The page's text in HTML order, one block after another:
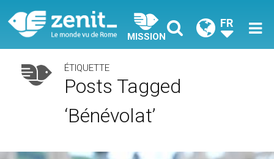
MISSION
FR
ÉTIQUETTE
Posts Tagged
‘bénévolat’